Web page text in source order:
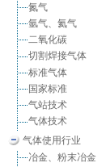
氮气
氩气、氦气
二氧化碳
切割焊接气体
标准气体
国家标准
气站技术
气体技术
气体使用行业
冶金、粉末冶金